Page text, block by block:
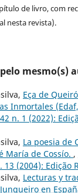
de livro, com
nesta revista).
mesmo(s)
Eça de
Inmortales
n. 1 (2022):
La poesia de
María de Cossío. ,
13 (2004): Edição
Lecturas y
en